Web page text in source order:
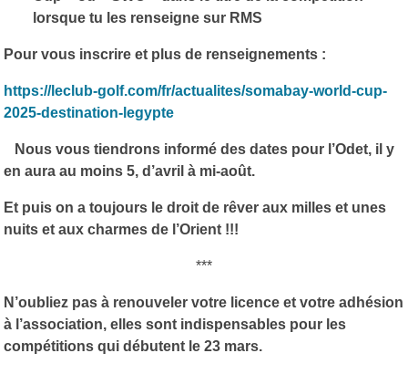
lorsque tu les renseigne sur RMS
Pour vous inscrire et plus de renseignements :
https://leclub-golf.com/fr/actualites/somabay-world-cup-
2025-destination-legypte
Nous vous tiendrons informé des dates pour l’Odet, il y
en aura au moins 5, d’avril à mi-août.
Et puis on a toujours le droit de rêver aux milles et unes
nuits et aux charmes de l’Orient !!!
***
N’oubliez pas à renouveler votre licence et votre adhésion
à l’association, elles sont indispensables pour les
compétitions qui débutent le 23 mars.